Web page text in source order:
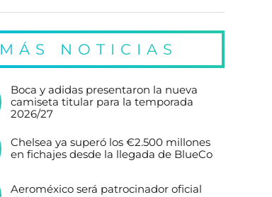
MÁS NOTICIAS
Boca y adidas presentaron la nueva
camiseta titular para la temporada
2026/27
Chelsea ya superó los €2.500 millones
en fichajes desde la llegada de BlueCo
Aeroméxico será patrocinador oficial